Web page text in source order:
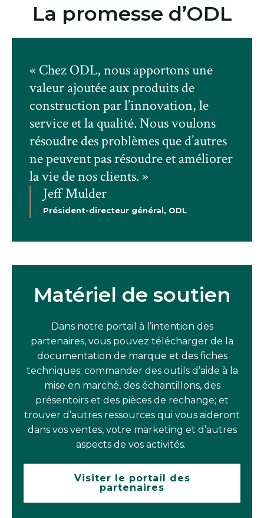
La promesse d’ODL
«Chez ODL, nous apportons une
valeur ajoutée aux produits de
construction par l’innovation, le
service et la qualité. Nous voulons
résoudre des problèmes que d’autres
ne peuvent pas résoudre et améliorer
la vie de nos clients.»
Jeff Mulder
Président-directeur général, ODL
Matériel de soutien
Dans notre portail à l’intention des
partenaires, vous pouvez télécharger de la
documentation de marque et des fiches
techniques; commander des outils d’aide à la
mise en marché, des échantillons, des
présentoirs et des pièces de rechange; et
trouver d’autres ressources qui vous aideront
dans vos ventes, votre marketing et d’autres
aspects de vos activités.
Visiter le portail des
partenaires